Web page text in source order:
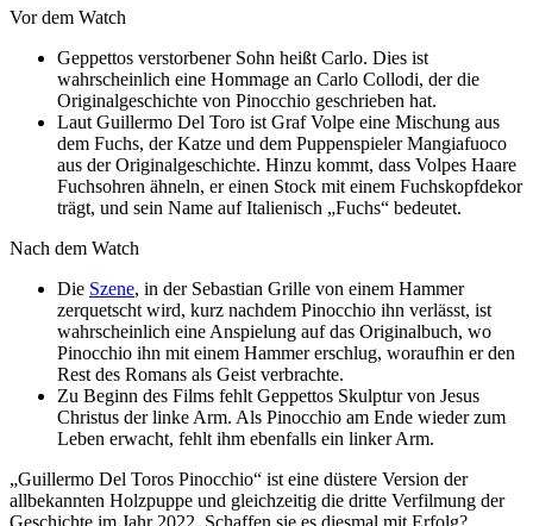
Vor dem Watch
Geppettos verstorbener Sohn heißt Carlo. Dies ist
wahrscheinlich eine Hommage an Carlo Collodi, der die
Originalgeschichte von Pinocchio geschrieben hat.
Laut Guillermo Del Toro ist Graf Volpe eine Mischung aus
dem Fuchs, der Katze und dem Puppenspieler Mangiafuoco
aus der Originalgeschichte. Hinzu kommt, dass Volpes Haare
Fuchsohren ähneln, er einen Stock mit einem Fuchskopfdekor
trägt, und sein Name auf Italienisch „Fuchs“ bedeutet.
Nach dem Watch
Die Szene, in der Sebastian Grille von einem Hammer
zerquetscht wird, kurz nachdem Pinocchio ihn verlässt, ist
wahrscheinlich eine Anspielung auf das Originalbuch, wo
Pinocchio ihn mit einem Hammer erschlug, woraufhin er den
Rest des Romans als Geist verbrachte.
Zu Beginn des Films fehlt Geppettos Skulptur von Jesus
Christus der linke Arm. Als Pinocchio am Ende wieder zum
Leben erwacht, fehlt ihm ebenfalls ein linker Arm.
„Guillermo Del Toros Pinocchio“ ist eine düstere Version der
allbekannten Holzpuppe und gleichzeitig die dritte Verfilmung der
Geschichte im Jahr 2022. Schaffen sie es diesmal mit Erfolg?